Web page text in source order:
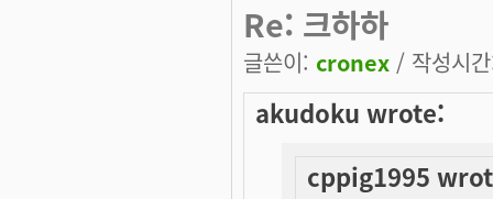
Re: 크하하
글쓴이: cronex / 작성시
akudoku wrote:
cppig1995